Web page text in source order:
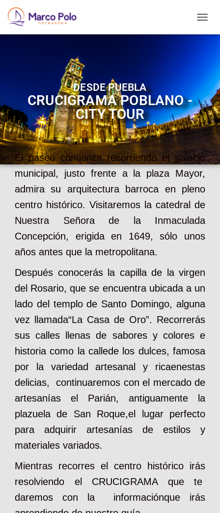
O
V
I
G
A
T
I
O
N
DESDE PUEBLA
CRUCIGRAMA POBLANO -
CITY TOUR
El paseo comienza recorriendo el palacio
municipal, justo frente a la plaza Mayor,
admira su arquitectura barroca en pleno
centro histórico. Visitaremos la catedral de
Nuestra Señora de la Inmaculada
Concepción, erigida en 1649, sólo unos
años antes que la metropolitana.
Después conocerás la capilla de la virgen
del Rosario, que se encuentra ubicada a un
lado del templo de Santo Domingo, alguna
vez llamada“La Casa de Oro”. Recorrerás
sus calles llenas de sabores y colores e
historia como la callede los dulces, famosa
por la variedad artesanal y ricaenestas
delicias, continuaremos con el mercado de
artesanías el Parián, antiguamente la
plazuela de San Roque,el lugar perfecto
para adquirir artesanías de estilos y
materiales variados.
Mientras recorres el centro histórico irás
resolviendo el CRUCIGRAMA que te
daremos con la informaciónque irás